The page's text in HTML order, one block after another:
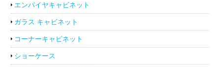
エンパイヤキャビネット
ガラス キャビネット
コーナーキャビネット
ショーケース